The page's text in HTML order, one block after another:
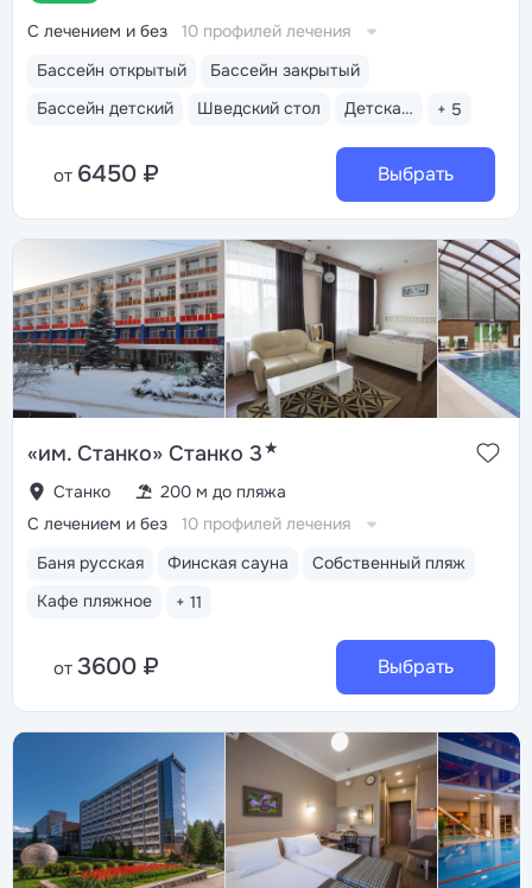
Бассейн открытый
Бассейн закрытый
Бассейн детский
Шведский стол Детская анимация + 5
С лечением и без 10 профилей лечения
от 6450 ₽ Выбрать
«им. Станко» Станко 3★
Станко 200 м до пляжа
Баня русская Финская сауна
Собственный пляж
Кафе пляжное
+ 11
С лечением и без 10 профилей лечения
от 3600 ₽ Выбрать